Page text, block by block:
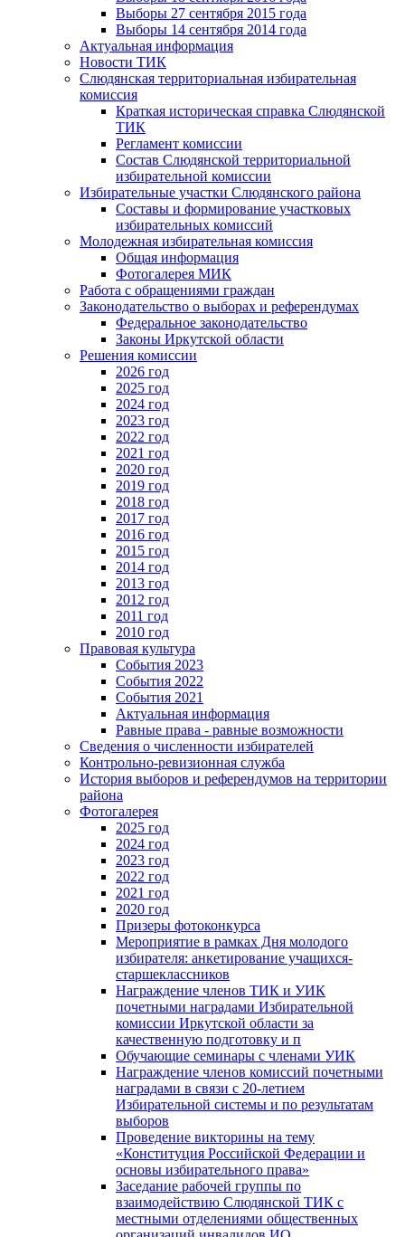
Выборы 27 сентября 2015 года
Выборы 14 сентября 2014 года
Актуальная информация
Новости ТИК
Слюдянская территориальная избирательная
комиссия
Краткая историческая справка Слюдянской
ТИК
Регламент комиссии
Состав Слюдянской территориальной
избирательной комиссии
Избирательные участки Слюдянского района
Составы и формирование участковых
избирательных комиссий
Молодежная избирательная комиссия
Общая информация
Фотогалерея МИК
Работа с обращениями граждан
Законодательство о выборах и референдумах
Федеральное законодательство
Законы Иркутской области
Решения комиссии
2026 год
2025 год
2024 год
2023 год
2022 год
2021 год
2020 год
2019 год
2018 год
2017 год
2016 год
2015 год
2014 год
2013 год
2012 год
2011 год
2010 год
Правовая культура
События 2023
События 2022
События 2021
Актуальная информация
Равные права - равные возможности
Сведения о численности избирателей
Контрольно-ревизионная служба
История выборов и референдумов на территории
района
Фотогалерея
2025 год
2024 год
2023 год
2022 год
2021 год
2020 год
Призеры фотоконкурса
Мероприятие в рамках Дня молодого
избирателя: анкетирование учащихся-
старшеклассников
Награждение членов ТИК и УИК
почетными наградами Избирательной
комиссии Иркутской области за
качественную подготовку и п
Обучающие семинары с членами УИК
Награждение членов комиссий почетными
наградами в связи с 20-летием
Избирательной системы и по результатам
выборов
Проведение викторины на тему
«Конституция Российской Федерации и
основы избирательного права»
Заседание рабочей группы по
взаимодействию Слюдянской ТИК с
местными отделениями общественных